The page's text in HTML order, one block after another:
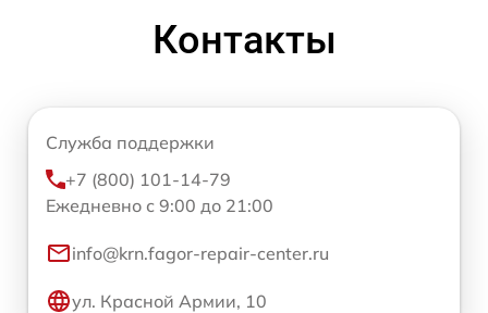
Контакты
Служба поддержки
+7 (800) 101-14-79
Ежедневно с 9:00 до 21:00
info@krn.fagor-repair-center.ru
ул. Красной Армии, 10